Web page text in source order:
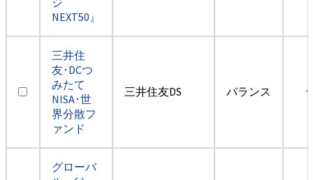
NEXT50』
三井住
友･DCつ
みたて
NISA･世
界分散フ
ァンド
三井住友DS バランス
グローバ